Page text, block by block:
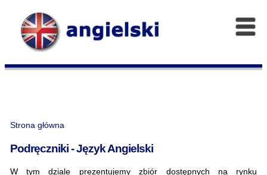
Strona główna
Podręczniki - Język Angielski
W tym dziale prezentujemy zbiór dostępnych na rynku